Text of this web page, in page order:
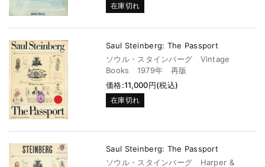
在庫切れ
Saul Steinberg: The Passport
ソウル・スタインバーグ Vintage
Books 1979年 再版
価格:11,000円(税込)
在庫切れ
Saul Steinberg: The Passport
ソウル・スタインバーグ Harper &